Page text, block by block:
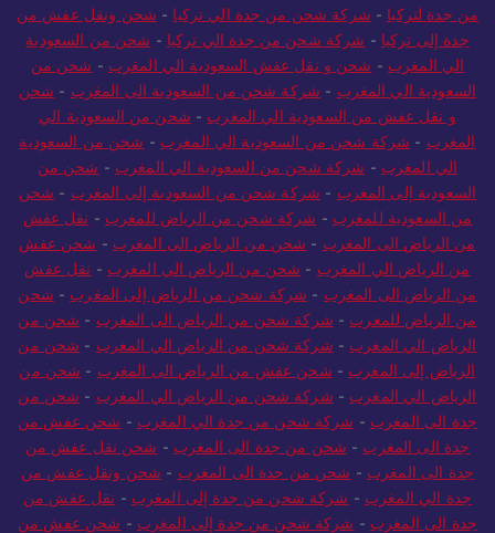
من جدة لتركيا - شركة شحن من جدة الي تركيا - شحن ونقل عفش من
جدة إلى تركيا - شركة شحن من جدة الي تركيا - شحن من السعودية
الي المغرب - شحن و نقل عفش السعودية الي المغرب - شحن من
السعودية الي المغرب - شركة شحن من السعودية الى المغرب - شحن
و نقل عفش من السعودية الي المغرب - شحن من السعودية الي
المغرب - شركة شحن من السعودية الي المغرب - شحن من السعودية
الي المغرب - شركة شحن من السعودية الي المغرب - شحن من
السعودية إلى المغرب - شركة شحن من السعودية إلى المغرب - شحن
من السعودية للمغرب - شركة شحن من الرياض للمغرب - نقل عفش
من الرياض الى المغرب - شحن من الرياض الى المغرب - شحن عفش
من الرياض الي المغرب - شحن من الرياض الي المغرب - نقل عفش
من الرياض الى المغرب - شركة شحن من الرياض إلى المغرب - شحن
من الرياض للمغرب - شركة شحن من الرياض الى المغرب - شحن من
الرياض الي المغرب - شركة شحن من الرياض الي المغرب - شحن من
الرياض إلى المغرب - شحن عفش من الرياض الى المغرب - شحن من
الرياض الي المغرب - شركة شحن من الرياض الي المغرب - شحن من
جدة الى المغرب - شركة شحن من جدة الي المغرب - شحن عفش من
جدة الى المغرب - شحن من جدة الى المغرب - شحن نقل عفش من
جدة الى المغرب - شحن من جدة الى المغرب - شحن ونقل عفش من
جدة الي المغرب - شركة شحن من جدة إلى المغرب - نقل عفش من
جدة الى المغرب - شركة شحن من جدة إلى المغرب - شحن عفش من